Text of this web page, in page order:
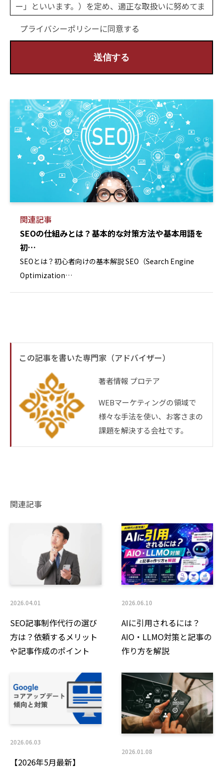
ー」といいます。）を定め、適正な取扱いに努めてま
第1条（個人情報の収集）
当社は、お問い合わせ、資料請求、その他のサービス
その際には、目的を明示し、必要最小限の個人情報を
お尋ねいたします。
第2条（個人情報の利用目的）
当社が個人情報を利用する目的は、以下のとおりで
す。
(1)お客様からのお問い合わせ、資料請求に回答する
(2)当社サービスのご案内、提供、運営のため
(3)重要なお知らせやメンテナンスなど必要に応じた
ご連絡のため
第3条（利用目的の変更）
(1)当社は、利用目的が変更前と関連性を有すると合
理的に認められる場合に限り、個人情報の利用目的を
変更するものとします。
第4条（個人情報の第三者提供）
(1)当社は、次に掲げる場合を除いて、あらかじめお
客様の同意を得ることなく、第三者に個人情報を提供
することはありません。
ただし、個人情報保護法その他の法令で認められる場
合を除きます。
1.人の生命、身体または財産の保護のために必要があ
めに特に必要がある場合であって、本人の同意を得る
3.国の機関もしくは地方公共団体またはその委託を受
けた者が法令の定める事務を遂行することに対して協
力する必要がある場合であって、本人の同意を得るこ
とにより当該事務の遂行に支障を及ぼすおそれがある
・利用目的に第三者への提供を含むこと
・第三者に提供されるデータの項目
・第三者への提供の手段または方法
止すること
・本人の求めを受け付ける方法
(2)前項の定めにかかわらず、次に掲げる場合には、
当該情報の提供先は第三者に該当しないものとしま
す。
1.当社が利用目的の達成に必要な範囲内において個人
プライバシーポリシーに同意する
関連記事
SEOの仕組みとは？基本的な対策方法や基本用語を
初…
SEOとは？初心者向けの基本解説 SEO（Search Engine
Optimization…
この記事を書いた専門家（アドバイザー）
著者情報 プロテア
WEBマーケティングの領域で
様々な手法を使い、お客さまの
課題を解決する会社です。
関連記事
2026.04.01
SEO記事制作代行の選び
方は？依頼するメリット
や記事作成のポイント
2026.06.10
AIに引用されるには？
AIO・LLMO対策と記事の
作り方を解説
2026.06.03
【2026年5月最新】
2026.01.08